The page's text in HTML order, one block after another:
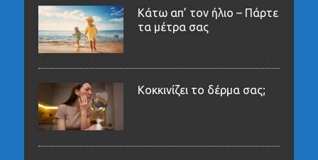
Κάτω απ’ τον ήλιο – Πάρτε
τα μέτρα σας
Κοκκινίζει το δέρμα σας;